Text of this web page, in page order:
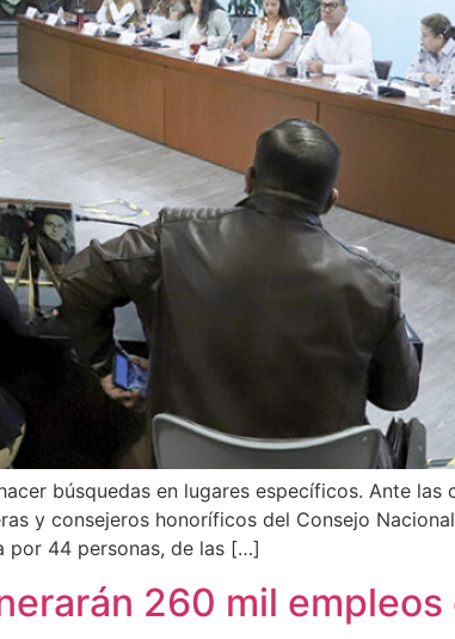
búsquedas en lugares específicos. Ante las
y consejeros honoríficos del Consejo
por 44 personas, de las […]
260 mil empleos